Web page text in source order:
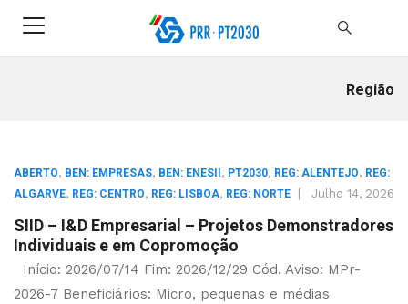
Região
ABERTO, BEN: EMPRESAS, BEN: ENESII, PT2030, REG: ALENTEJO, REG:
ALGARVE, REG: CENTRO, REG: LISBOA, REG: NORTE Julho 14, 2026
SIID – I&D Empresarial – Projetos Demonstradores
Individuais e em Copromoção
Início: 2026/07/14 Fim: 2026/12/29 Cód. Aviso: MPr-
2026-7 Beneficiários: Micro, pequenas e médias